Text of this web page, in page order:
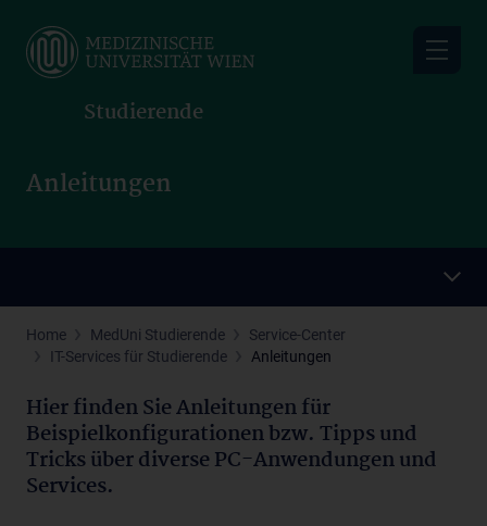
main
Studierende
Anleitungen
Home MedUni Studierende
Service-Center
IT-Services für Studierende
Anleitungen
Hier finden Sie Anleitungen für
Beispielkonfigurationen bzw. Tipps und
Tricks über diverse PC-Anwendungen und
Services.